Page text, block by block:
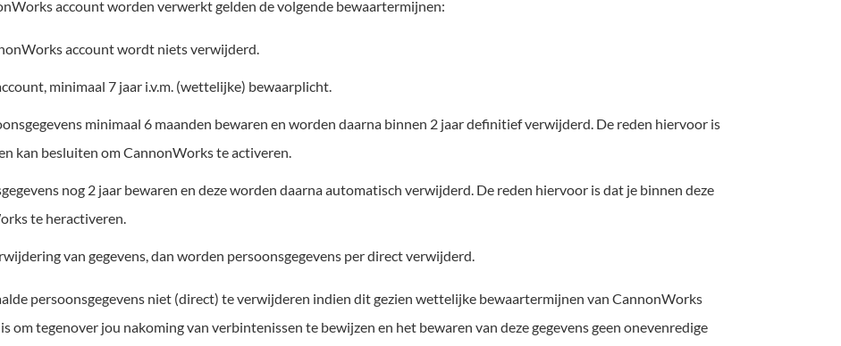
account worden verwerkt gelden de volgende bewaartermijnen:
account wordt niets verwijderd.
minimaal 7 jaar i.v.m. (wettelijke) bewaarplicht.
minimaal 6 maanden bewaren en worden daarna binnen 2 jaar definitief verwijderd. De reden hiervoor is
kan besluiten om CannonWorks te activeren.
nog 2 jaar bewaren en deze worden daarna automatisch verwijderd. De reden hiervoor is dat je binnen deze
te heractiveren.
van gegevens, dan worden persoonsgegevens per direct verwijderd.
persoonsgegevens niet (direct) te verwijderen indien dit gezien wettelijke bewaartermijnen van CannonWorks
om tegenover jou nakoming van verbintenissen te bewijzen en het bewaren van deze gegevens geen onevenredige